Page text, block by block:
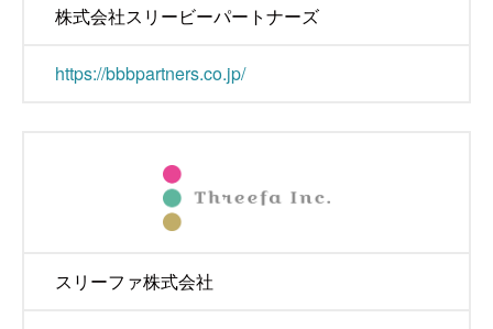
株式会社スリービーパートナーズ
https://bbbpartners.co.jp/
スリーファ株式会社